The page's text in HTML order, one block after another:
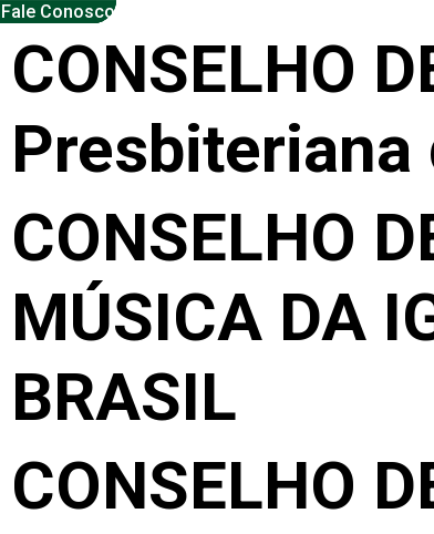
Fale Conosco
CONSELHO
Presbiteriana
CONSELHO
MÚSICA DA
BRASIL
CONSELHO